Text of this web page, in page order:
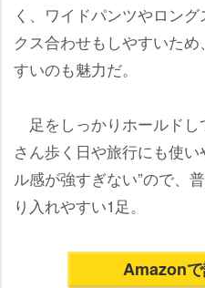
く、ワイドパンツやロン
クス合わせもしやすいた
すいのも魅力だ。
足をしっかりホールドし
さん歩く日や旅行にも使
ル感が強すぎない”ので、
り入れやすい1足。
Amazon